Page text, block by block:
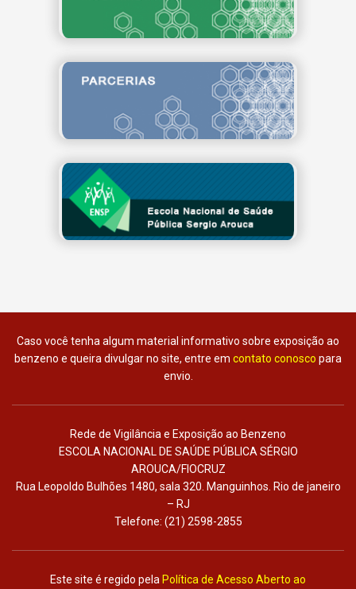
Caso você tenha algum material informativo sobre exposição ao
benzeno e queira divulgar no site, entre em contato conosco para
envio.
Rede de Vigilância e Exposição ao Benzeno
ESCOLA NACIONAL DE SAÚDE PÚBLICA SÉRGIO
AROUCA/FIOCRUZ
Rua Leopoldo Bulhões 1480, sala 320. Manguinhos. Rio de janeiro
– RJ
Telefone: (21) 2598-2855
Este site é regido pela Política de Acesso Aberto ao